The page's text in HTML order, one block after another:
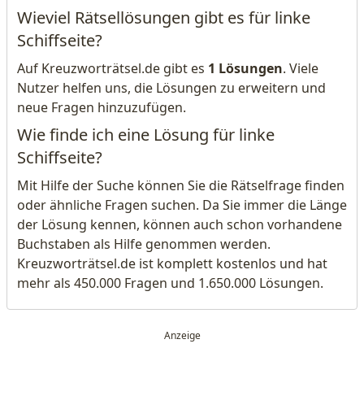
Wieviel Rätsellösungen gibt es für linke
Schiffseite?
Auf Kreuzworträtsel.de gibt es 1 Lösungen. Viele
Nutzer helfen uns, die Lösungen zu erweitern und
neue Fragen hinzuzufügen.
Wie finde ich eine Lösung für linke
Schiffseite?
Mit Hilfe der Suche können Sie die Rätselfrage finden
oder ähnliche Fragen suchen. Da Sie immer die Länge
der Lösung kennen, können auch schon vorhandene
Buchstaben als Hilfe genommen werden.
Kreuzworträtsel.de ist komplett kostenlos und hat
mehr als 450.000 Fragen und 1.650.000 Lösungen.